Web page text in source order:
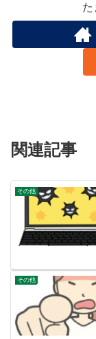
た
関連記事
その他
その他